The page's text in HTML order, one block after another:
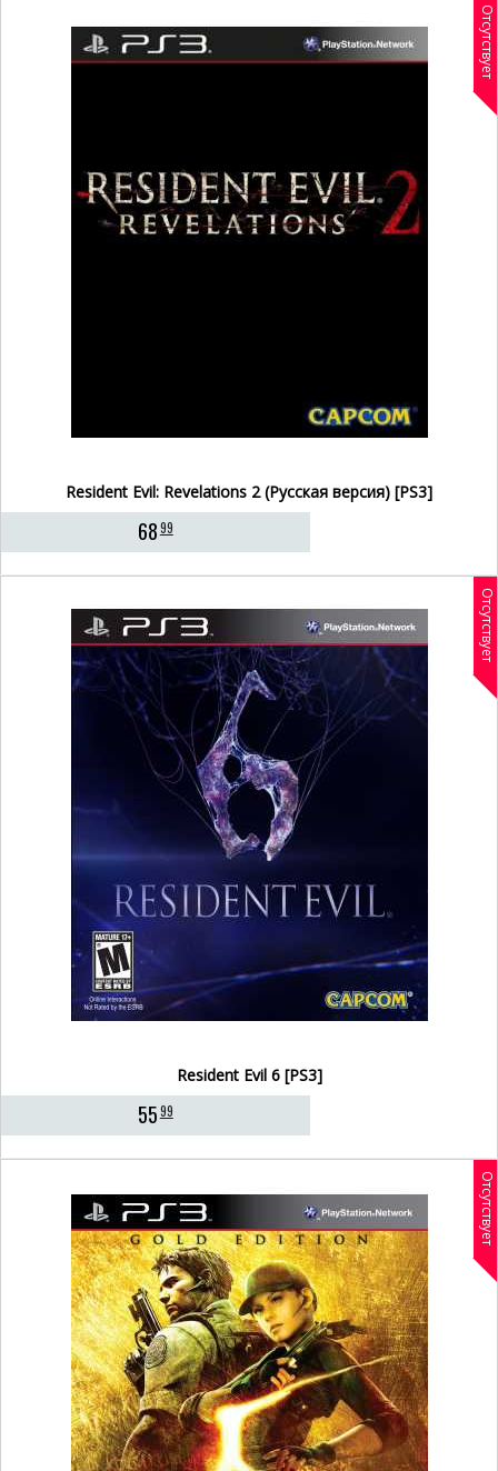
Отсутствует
Resident Evil: Revelations 2 (Русская версия) [PS3]
6899
Отсутствует
Resident Evil 6 [PS3]
5599
Отсутствует